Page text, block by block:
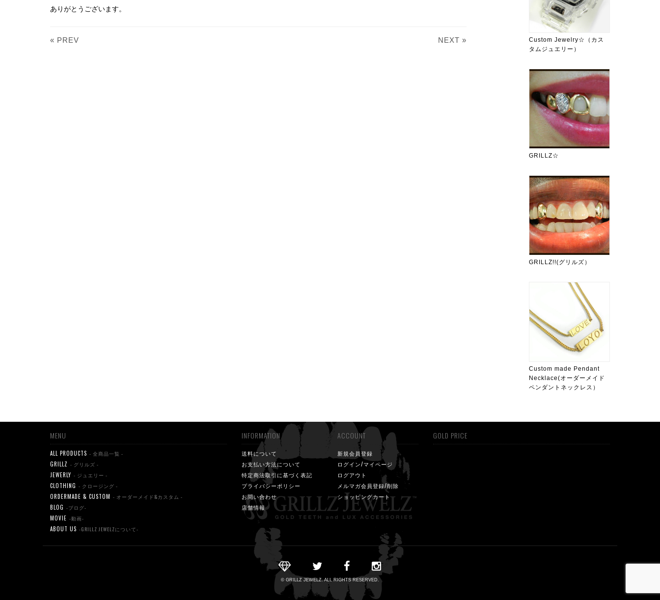
ありがとうございます。
« PREV NEXT »
Custom Jewelry☆（カス
タムジュエリー）
GRILLZ☆
GRILLZ!!(グリルズ）
Custom made Pendant
Necklace(オーダーメイド
ペンダントネックレス）
MENU
ALL PRODUCTS - 全商品一覧 -
GRILLZ - グリルズ -
JEWERLY - ジュエリー -
CLOTHING - クロージング -
ORDERMADE & CUSTOM - オーダーメイド&カスタム -
BLOG -ブログ-
MOVIE -動画-
ABOUT US -GRILLZ JEWELZについて-
INFORMATION
送料について
お支払い方法について
特定商法取引に基づく表記
プライバシーポリシー
お問い合わせ
店舗情報
ACCOUNT
新規会員登録
ログイン/マイページ
ログアウト
メルマガ会員登録/削除
ショッピングカート
GOLD PRICE
© GRILLZ JEWELZ. ALL RIGHTS RESERVED.